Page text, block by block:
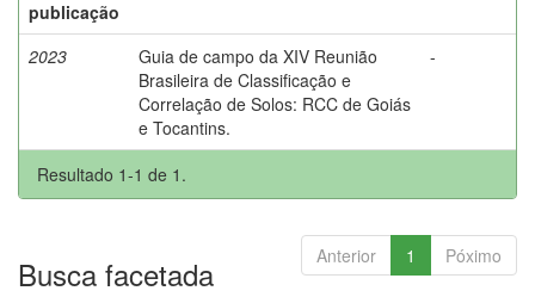
publicação
2023
Guia de campo da XIV Reunião
Brasileira de Classificação e
Correlação de Solos: RCC de Goiás
e Tocantins.
-
Resultado 1-1 de 1.
Anterior 1 Póximo
Busca facetada